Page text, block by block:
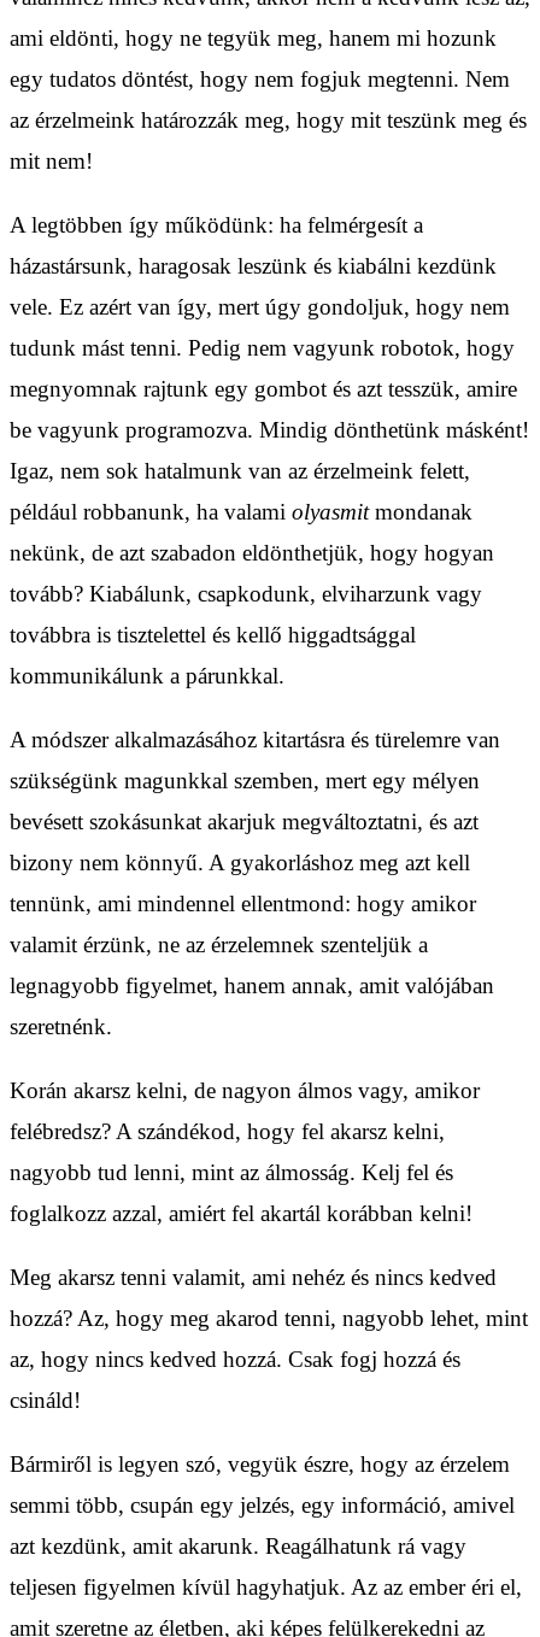
ami eldönti, hogy ne tegyük meg, hanem mi hozunk
egy tudatos döntést, hogy nem fogjuk megtenni. Nem
az érzelmeink határozzák meg, hogy mit teszünk meg és
mit nem!
A legtöbben így működünk: ha felmérgesít a
házastársunk, haragosak leszünk és kiabálni kezdünk
vele. Ez azért van így, mert úgy gondoljuk, hogy nem
tudunk mást tenni. Pedig nem vagyunk robotok, hogy
megnyomnak rajtunk egy gombot és azt tesszük, amire
be vagyunk programozva. Mindig dönthetünk másként!
Igaz, nem sok hatalmunk van az érzelmeink felett,
például robbanunk, ha valami olyasmitmondanak
nekünk, de azt szabadon eldönthetjük, hogy hogyan
tovább? Kiabálunk, csapkodunk, elviharzunk vagy
továbbra is tisztelettel és kellő higgadtsággal
kommunikálunk a párunkkal.
A módszer alkalmazásához kitartásra és türelemre van
szükségünk magunkkal szemben, mert egy mélyen
bevésett szokásunkat akarjuk megváltoztatni, és azt
bizony nem könnyű. A gyakorláshoz meg azt kell
tennünk, ami mindennel ellentmond: hogy amikor
valamit érzünk, ne az érzelemnek szenteljük a
legnagyobb figyelmet, hanem annak, amit valójában
szeretnénk.
Korán akarsz kelni, de nagyon álmos vagy, amikor
felébredsz? A szándékod, hogy fel akarsz kelni,
nagyobb tud lenni, mint az álmosság. Kelj fel és
foglalkozz azzal, amiért fel akartál korábban kelni!
Meg akarsz tenni valamit, ami nehéz és nincs kedved
hozzá? Az, hogy meg akarod tenni, nagyobb lehet, mint
az, hogy nincs kedved hozzá. Csak fogj hozzá és
csináld!
Bármiről is legyen szó, vegyük észre, hogy az érzelem
semmi több, csupán egy jelzés, egy információ, amivel
azt kezdünk, amit akarunk. Reagálhatunk rá vagy
teljesen figyelmen kívül hagyhatjuk. Az az ember éri el,
amit szeretne az életben, aki képes felülkerekedni az